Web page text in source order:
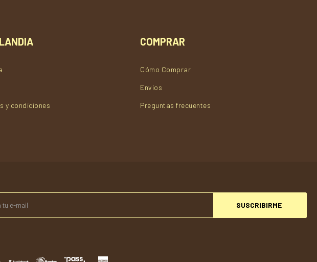
SUSCRIBIRME
y condiciones
COMPRAR
Cómo Comprar
Envios
Preguntas frecuentes